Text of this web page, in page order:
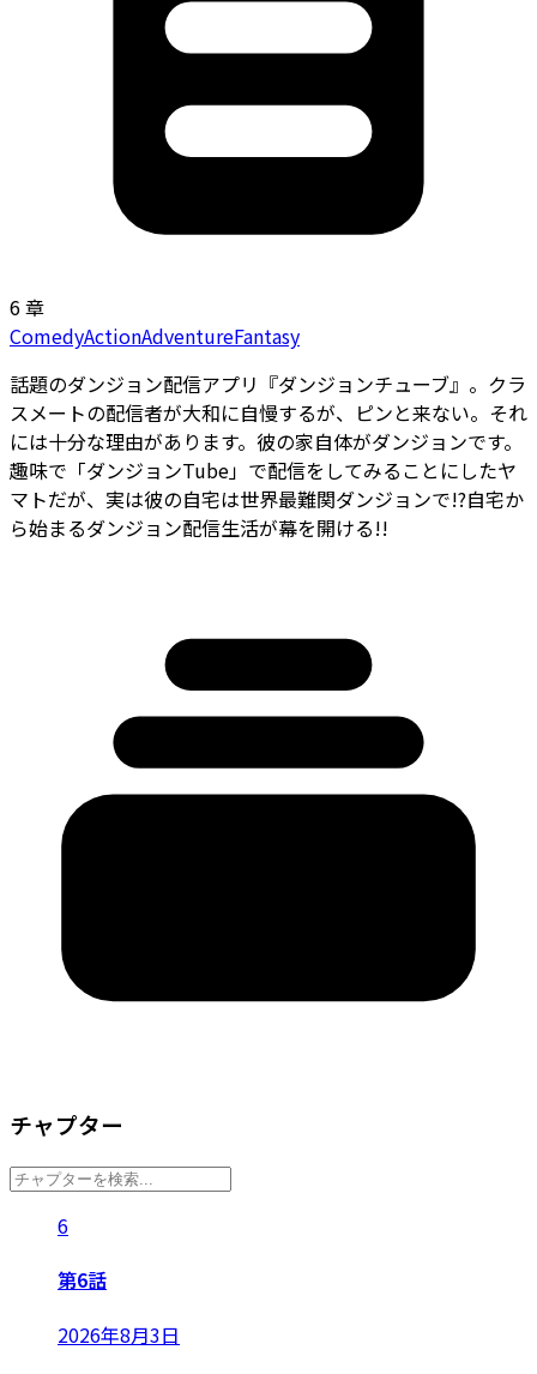
6 章
ComedyActionAdventureFantasy
話題のダンジョン配信アプリ『ダンジョンチューブ』。クラ
スメートの配信者が大和に自慢するが、ピンと来ない。それ
には十分な理由があります。彼の家自体がダンジョンです。
趣味で「ダンジョンTube」で配信をしてみることにしたヤ
マトだが、実は彼の自宅は世界最難関ダンジョンで――!?自宅か
ら始まるダンジョン配信生活が幕を開ける!!
チャプター
6
第6話
2026年8月3日